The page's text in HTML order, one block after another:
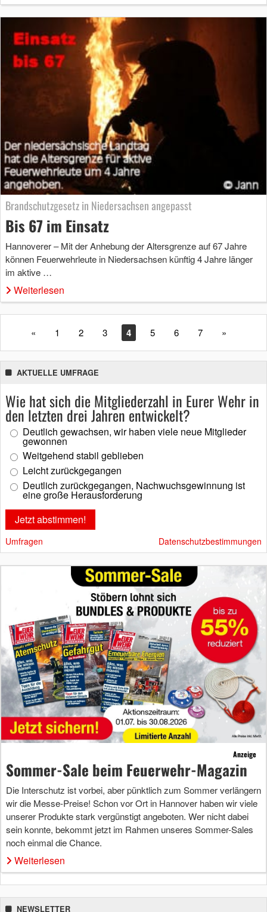
Brandschutzgesetz in Niedersachsen angepasst
Bis 67 im Einsatz
Hannoverer – Mit der Anhebung der Altersgrenze auf 67 Jahre
können Feuerwehrleute in Niedersachsen künftig 4 Jahre länger
im aktive …
Weiterlesen
« 1 2 3 4 5 6 7 »
AKTUELLE UMFRAGE
Wie hat sich die Mitgliederzahl in Eurer Wehr in
den letzten drei Jahren entwickelt?
Deutlich gewachsen, wir haben viele neue Mitglieder
gewonnen
Weitgehend stabil geblieben
Leicht zurückgegangen
Deutlich zurückgegangen, Nachwuchsgewinnung ist
eine große Herausforderung
Umfragen Datenschutzbestimmungen
Anzeige
Sommer-Sale beim Feuerwehr-Magazin
Die Interschutz ist vorbei, aber pünktlich zum Sommer verlängern
wir die Messe-Preise! Schon vor Ort in Hannover haben wir viele
unserer Produkte stark vergünstigt angeboten. Wer nicht dabei
sein konnte, bekommt jetzt im Rahmen unseres Sommer-Sales
noch einmal die Chance.
Weiterlesen
NEWSLETTER